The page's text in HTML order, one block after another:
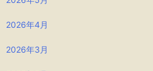
2026年4月
2026年3月